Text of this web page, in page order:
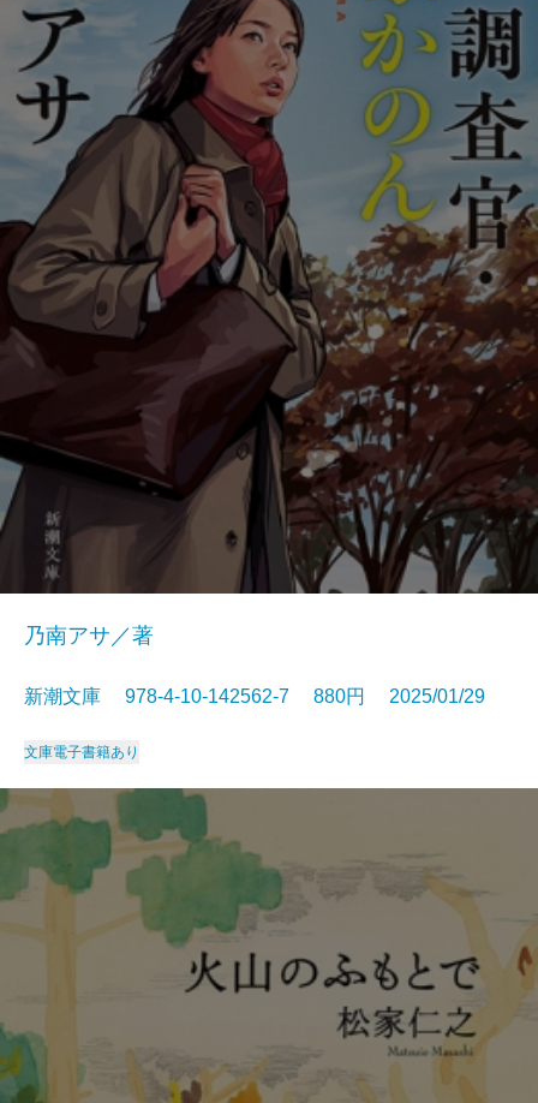
乃南アサ／著
新潮文庫 978-4-10-142562-7 880円 2025/01/29
文庫電子書籍あり